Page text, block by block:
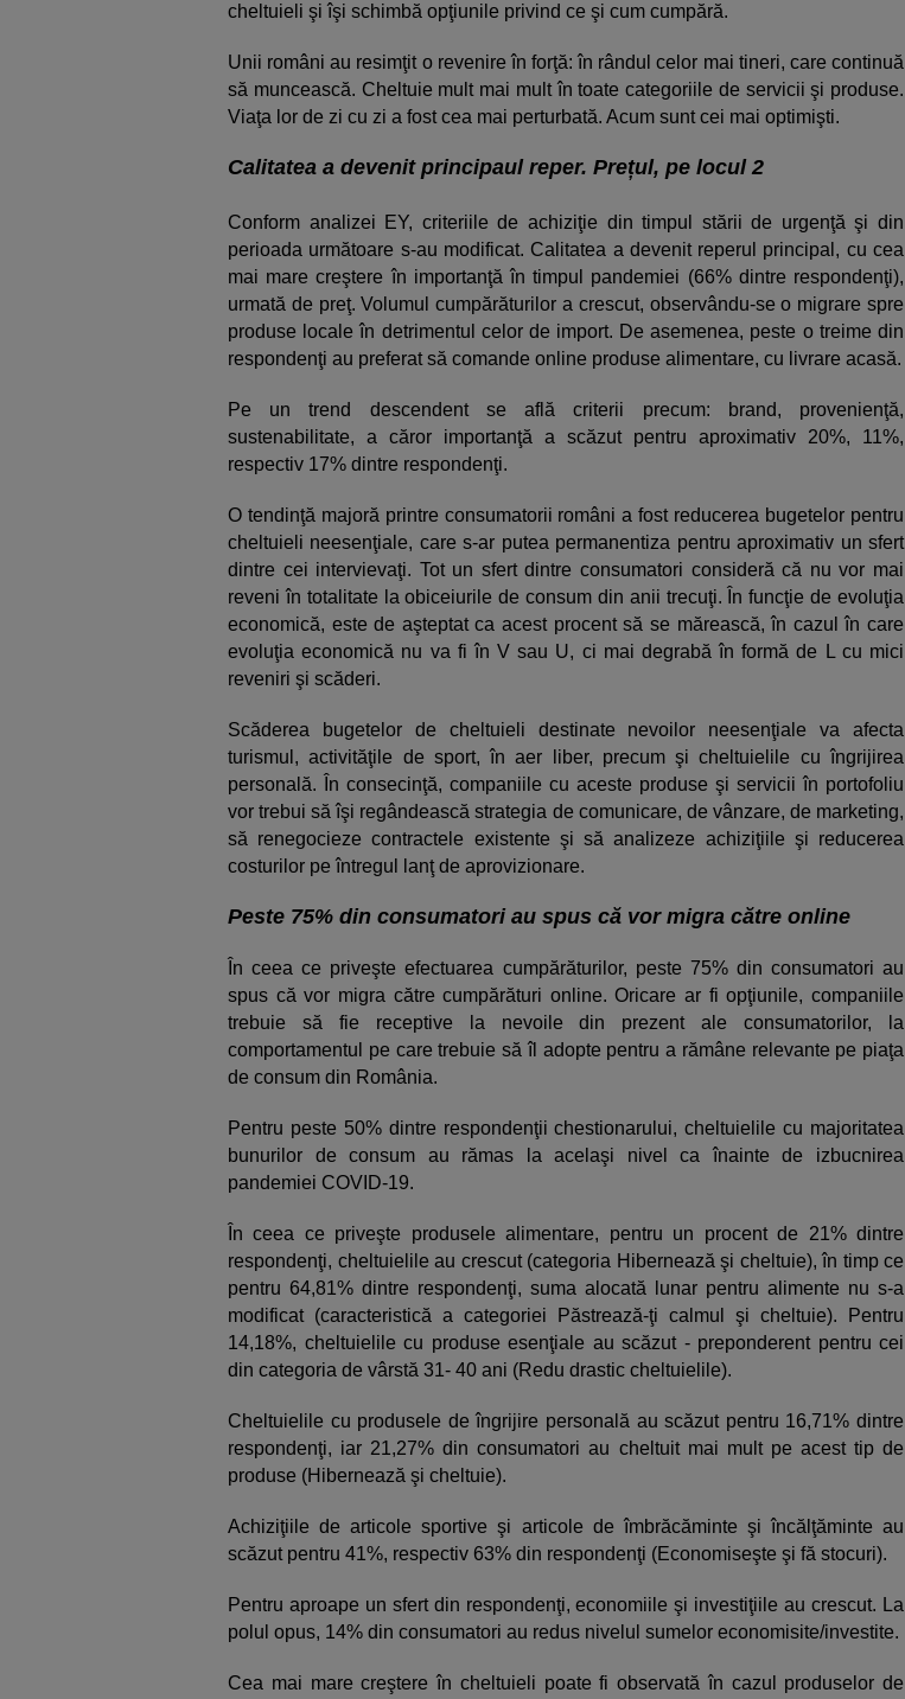
cheltuieli şi îşi schimbă opţiunile privind ce şi cum cumpără.
Unii români au resimţit o revenire în forţă: în rândul celor mai tineri, care continuă
să muncească. Cheltuie mult mai mult în toate categoriile de servicii şi produse.
Viaţa lor de zi cu zi a fost cea mai perturbată. Acum sunt cei mai optimişti.
Calitatea a devenit principaul reper. Prețul, pe locul 2
Conform analizei EY, criteriile de achiziţie din timpul stării de urgenţă şi din
perioada următoare s-au modificat. Calitatea a devenit reperul principal, cu cea
mai mare creştere în importanţă în timpul pandemiei (66% dintre respondenţi),
urmată de preţ. Volumul cumpărăturilor a crescut, observându-se o migrare spre
produse locale în detrimentul celor de import. De asemenea, peste o treime din
respondenţi au preferat să comande online produse alimentare, cu livrare acasă.
Pe un trend descendent se află criterii precum: brand, provenienţă,
sustenabilitate, a căror importanţă a scăzut pentru aproximativ 20%, 11%,
respectiv 17% dintre respondenţi.
O tendinţă majoră printre consumatorii români a fost reducerea bugetelor pentru
cheltuieli neesenţiale, care s-ar putea permanentiza pentru aproximativ un sfert
dintre cei intervievaţi. Tot un sfert dintre consumatori consideră că nu vor mai
reveni în totalitate la obiceiurile de consum din anii trecuţi. În funcţie de evoluţia
economică, este de aşteptat ca acest procent să se mărească, în cazul în care
evoluţia economică nu va fi în V sau U, ci mai degrabă în formă de L cu mici
reveniri şi scăderi.
Scăderea bugetelor de cheltuieli destinate nevoilor neesenţiale va afecta
turismul, activităţile de sport, în aer liber, precum şi cheltuielile cu îngrijirea
personală. În consecinţă, companiile cu aceste produse şi servicii în portofoliu
vor trebui să îşi regândească strategia de comunicare, de vânzare, de marketing,
să renegocieze contractele existente şi să analizeze achiziţiile şi reducerea
costurilor pe întregul lanţ de aprovizionare.
Peste 75% din consumatori au spus că vor migra către online
În ceea ce priveşte efectuarea cumpărăturilor, peste 75% din consumatori au
spus că vor migra către cumpărături online. Oricare ar fi opţiunile, companiile
trebuie să fie receptive la nevoile din prezent ale consumatorilor, la
comportamentul pe care trebuie să îl adopte pentru a rămâne relevante pe piaţa
de consum din România.
Pentru peste 50% dintre respondenţii chestionarului, cheltuielile cu majoritatea
bunurilor de consum au rămas la acelaşi nivel ca înainte de izbucnirea
pandemiei COVID-19.
În ceea ce priveşte produsele alimentare, pentru un procent de 21% dintre
respondenţi, cheltuielile au crescut (categoria Hibernează şi cheltuie), în timp ce
pentru 64,81% dintre respondenţi, suma alocată lunar pentru alimente nu s-a
modificat (caracteristică a categoriei Păstrează-ţi calmul şi cheltuie). Pentru
14,18%, cheltuielile cu produse esenţiale au scăzut - preponderent pentru cei
din categoria de vârstă 31- 40 ani (Redu drastic cheltuielile).
Cheltuielile cu produsele de îngrijire personală au scăzut pentru 16,71% dintre
respondenţi, iar 21,27% din consumatori au cheltuit mai mult pe acest tip de
produse (Hibernează şi cheltuie).
Achiziţiile de articole sportive şi articole de îmbrăcăminte şi încălţăminte au
scăzut pentru 41%, respectiv 63% din respondenţi (Economiseşte şi fă stocuri).
Pentru aproape un sfert din respondenţi, economiile şi investiţiile au crescut. La
polul opus, 14% din consumatori au redus nivelul sumelor economisite/investite.
Cea mai mare creştere în cheltuieli poate fi observată în cazul produselor de